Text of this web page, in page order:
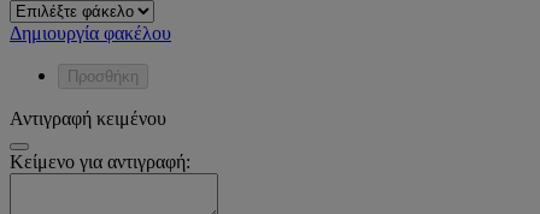
Δημιουργία φακέλου
Προσθήκη
Αντιγραφή κειμένου
Κείμενο για αντιγραφή: